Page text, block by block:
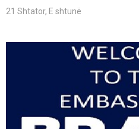
21 Shtator, E shtunë